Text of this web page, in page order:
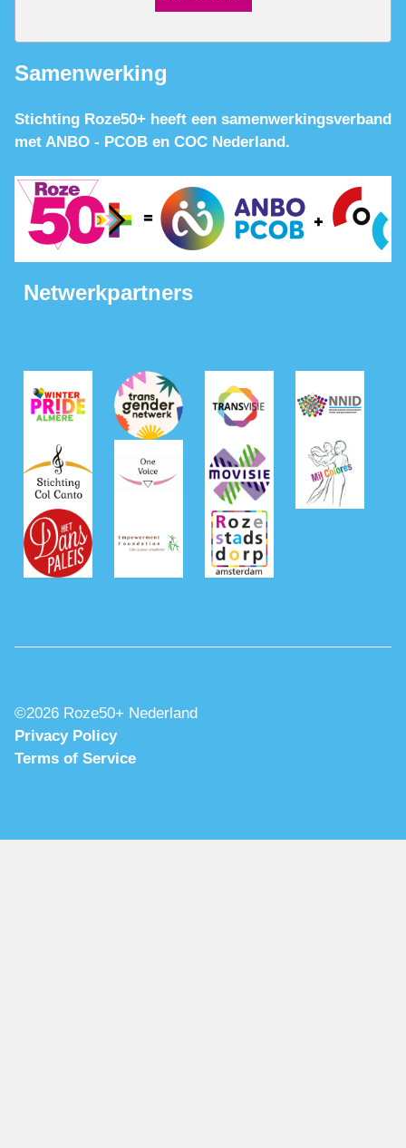
Samenwerking
Stichting Roze50+ heeft een samenwerkingsverband
met ANBO - PCOB en COC Nederland.
Netwerkpartners
©2026 Roze50+ Nederland
Privacy Policy
Terms of Service